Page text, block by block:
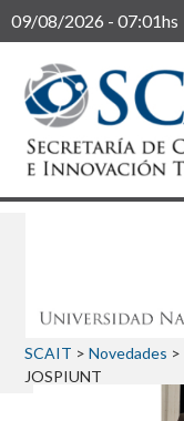
09/08/2026 - 07:01hs
Buscar
SCAIT > Novedades >
JOSPIUNT